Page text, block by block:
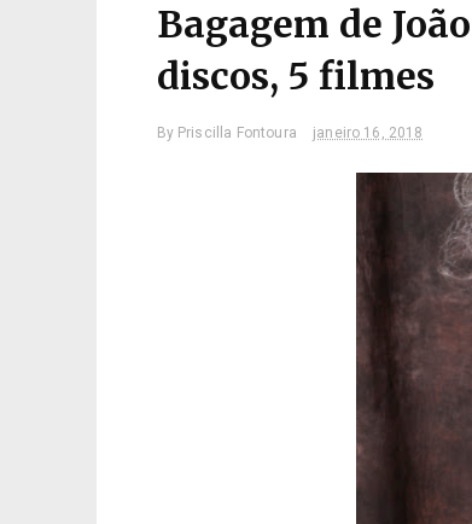
Bagagem de
discos, 5 filmes
By Priscilla Fontoura janeiro 16, 2018